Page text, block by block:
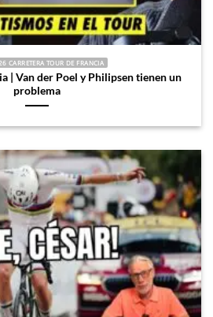
CARRETERA TOUR DE FRANCIA
| Van der Poel y Philipsen tienen un
problema